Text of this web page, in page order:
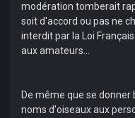
modération tomberait
soit d'accord ou pas ne
interdit par la Loi
aux amateurs...
De même que se
noms d'oiseaux aux